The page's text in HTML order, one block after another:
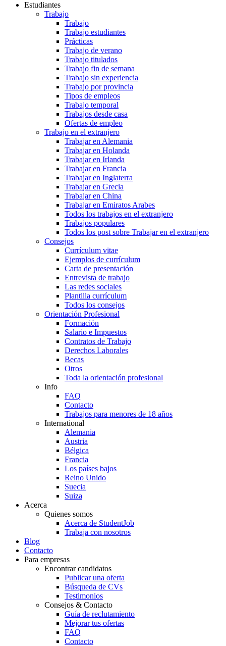
Estudiantes
Trabajo
Trabajo
Trabajo estudiantes
Prácticas
Trabajo de verano
Trabajo titulados
Trabajo fin de semana
Trabajo sin experiencia
Trabajo por provincia
Tipos de empleos
Trabajo temporal
Trabajos desde casa
Ofertas de empleo
Trabajo en el extranjero
Trabajar en Alemania
Trabajar en Holanda
Trabajar en Irlanda
Trabajar en Francia
Trabajar en Inglaterra
Trabajar en Grecia
Trabajar en China
Trabajar en Emiratos Arabes
Todos los trabajos en el extranjero
Trabajos populares
Todos los post sobre Trabajar en el extranjero
Consejos
Currículum vitae
Ejemplos de currículum
Carta de presentación
Entrevista de trabajo
Las redes sociales
Plantilla currículum
Todos los consejos
Orientación Profesional
Formación
Salario e Impuestos
Contratos de Trabajo
Derechos Laborales
Becas
Otros
Toda la orientación profesional
Info
FAQ
Contacto
Trabajos para menores de 18 años
International
Alemania
Austria
Bélgica
Francia
Los países bajos
Reino Unido
Suecia
Suiza
Acerca
Quienes somos
Acerca de StudentJob
Trabaja con nosotros
Blog
Contacto
Para empresas
Encontrar candidatos
Publicar una oferta
Búsqueda de CVs
Testimonios
Consejos & Contacto
Guía de reclutamiento
Mejorar tus ofertas
FAQ
Contacto